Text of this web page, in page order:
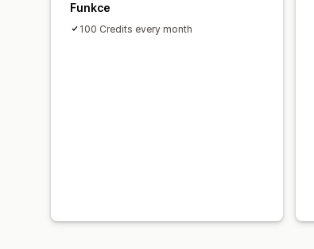
Funkce
100 Credits every month